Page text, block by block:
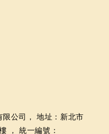
公司， 地址：新北市
， 統一編號：